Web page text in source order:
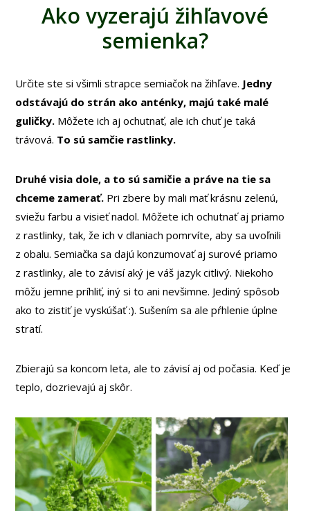
Ako vyzerajú žihľavové
semienka?
Určite ste si všimli strapce semiačok na žihľave. Jedny
odstávajú do strán ako anténky, majú také malé
guličky. Môžete ich aj ochutnať, ale ich chuť je taká
trávová. To sú samčie rastlinky.
Druhé visia dole, a to sú samičie a práve na tie sa
chceme zamerať. Pri zbere by mali mať krásnu zelenú,
sviežu farbu a visieť nadol. Môžete ich ochutnať aj priamo
z rastlinky, tak, že ich v dlaniach pomrvíte, aby sa uvoľnili
z obalu. Semiačka sa dajú konzumovať aj surové priamo
z rastlinky, ale to závisí aký je váš jazyk citlivý. Niekoho
môžu jemne príhliť, iný si to ani nevšimne. Jediný spôsob
ako to zistiť je vyskúšať :). Sušením sa ale pŕhlenie úplne
stratí.
Zbierajú sa koncom leta, ale to závisí aj od počasia. Keď je
teplo, dozrievajú aj skôr.